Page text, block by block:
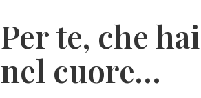
Per te, che
nel cuore…